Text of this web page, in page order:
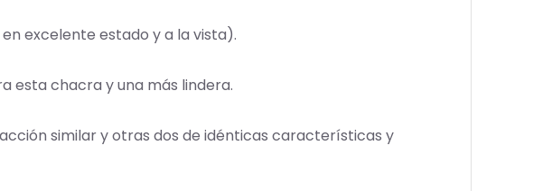
excelente estado y a la vista).
esta chacra y una más lindera.
similar y otras dos de idénticas características y